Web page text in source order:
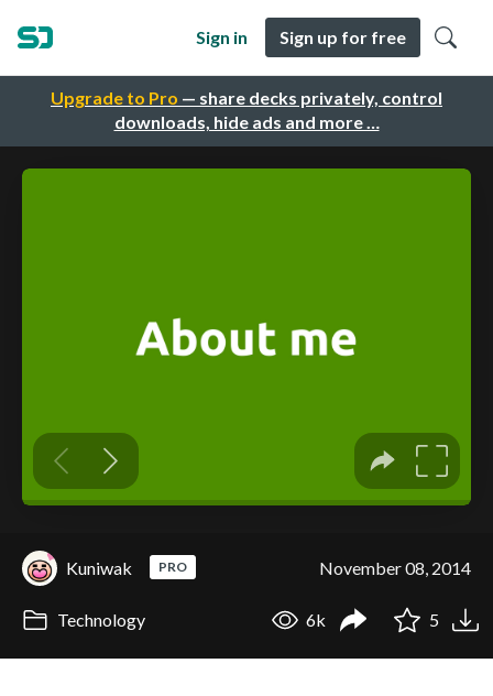
Upgrade to Pro — share decks privately, control
downloads, hide ads and more …
Sign in Sign up for free
Kuniwak PRO November 08, 2014
Technology 6k 5